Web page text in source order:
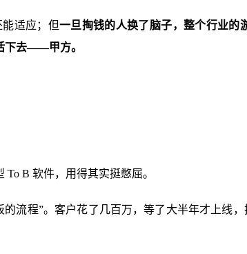
能适应；但一旦掏钱的人换了脑子，整个行业的
下去——甲方。
B 软件，用得其实挺憋屈。
流程”。客户花了几百万，等了大半年才上线